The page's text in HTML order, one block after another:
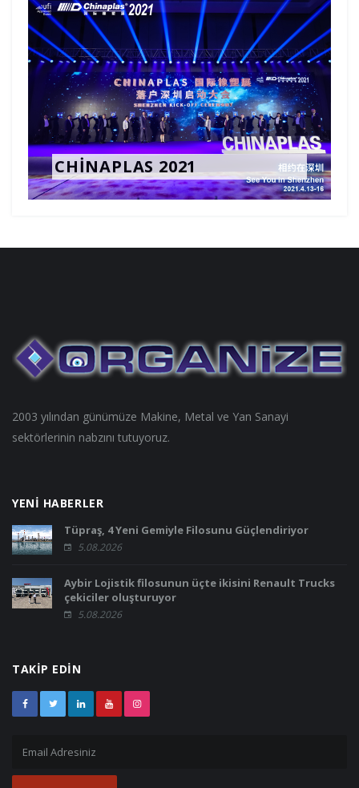
CHINAPLAS 2021
2003 yılından günümüze Makine, Metal ve Yan Sanayi
sektörlerinin nabzını tutuyoruz.
YENİ HABERLER
Tüpraş, 4 Yeni Gemiyle Filosunu Güçlendiriyor
5.08.2026
Aybir Lojistik filosunun üçte ikisini Renault Trucks
çekiciler oluşturuyor
5.08.2026
TAKİP EDİN